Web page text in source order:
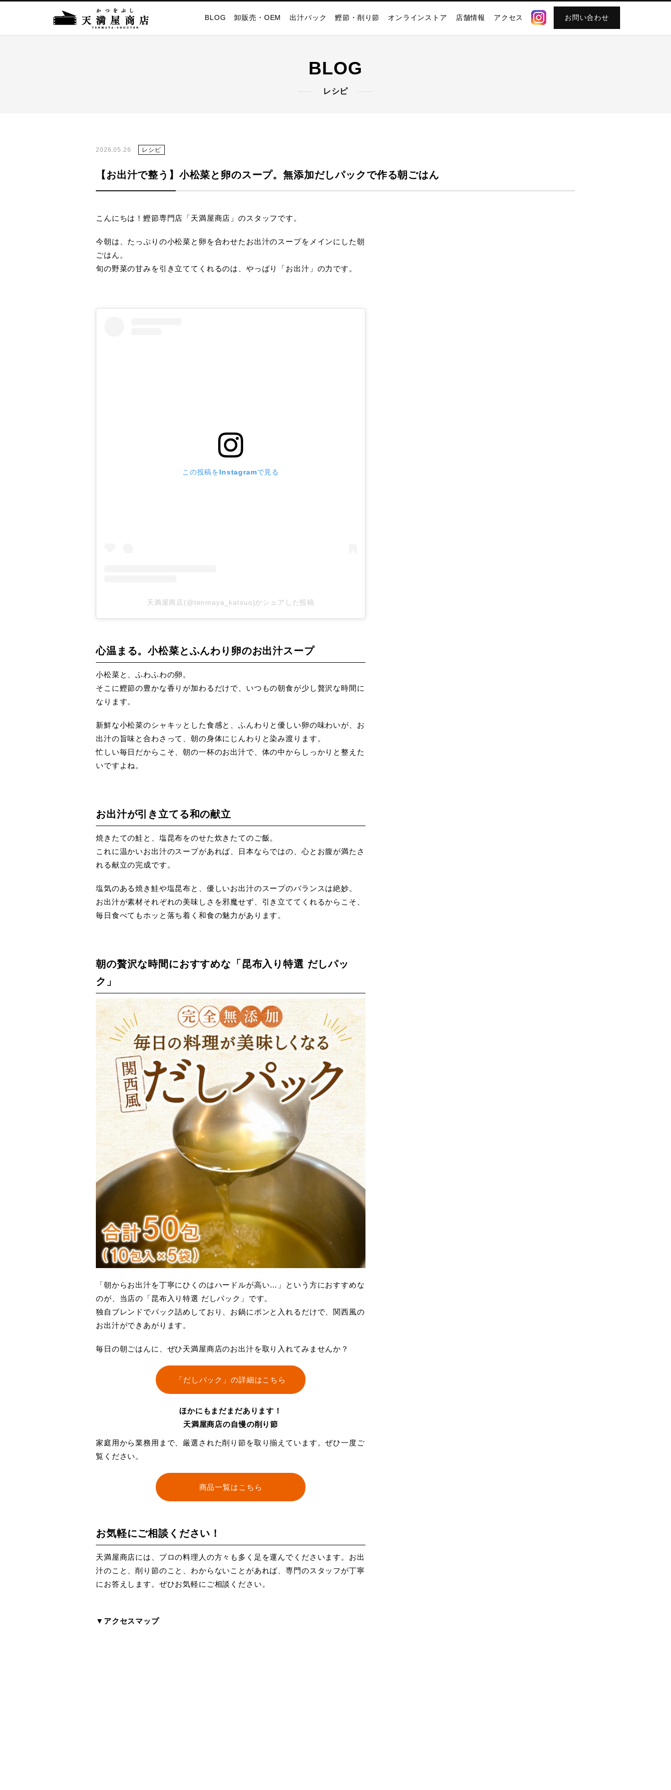
BLOG 卸販売・OEM 出汁パック 鰹節・削り節 オンラインストア 店舗情報 アクセス お問い合わせ
BLOG
レシピ
2026.05.26 レシピ
【お出汁で整う】小松菜と卵のスープ。無添加だしパックで作る朝ごはん
こんにちは！鰹節専門店「天満屋商店」のスタッフです。
今朝は、たっぷりの小松菜と卵を合わせたお出汁のスープをメインにした朝
ごはん。
旬の野菜の甘みを引き立ててくれるのは、やっぱり「お出汁」の力です。
この投稿をInstagramで見る
天満屋商店(@tenmaya_katsuo)がシェアした投稿
心温まる。小松菜とふんわり卵のお出汁スープ
小松菜と、ふわふわの卵。
そこに鰹節の豊かな香りが加わるだけで、いつもの朝食が少し贅沢な時間に
なります。
新鮮な小松菜のシャキッとした食感と、ふんわりと優しい卵の味わいが、お
出汁の旨味と合わさって、朝の身体にじんわりと染み渡ります。
忙しい毎日だからこそ、朝の一杯のお出汁で、体の中からしっかりと整えた
いですよね。
お出汁が引き立てる和の献立
焼きたての鮭と、塩昆布をのせた炊きたてのご飯。
これに温かいお出汁のスープがあれば、日本ならではの、心とお腹が満たさ
れる献立の完成です。
塩気のある焼き鮭や塩昆布と、優しいお出汁のスープのバランスは絶妙。
お出汁が素材それぞれの美味しさを邪魔せず、引き立ててくれるからこそ、
毎日食べてもホッと落ち着く和食の魅力があります。
朝の贅沢な時間におすすめな「昆布入り特選 だしパッ
ク」
「朝からお出汁を丁寧にひくのはハードルが高い…」という方におすすめな
のが、当店の「昆布入り特選 だしパック」です。
独自ブレンドでパック詰めしており、お鍋にポンと入れるだけで、関西風の
お出汁ができあがります。
毎日の朝ごはんに、ぜひ天満屋商店のお出汁を取り入れてみませんか？
「だしパック」の詳細はこちら
ほかにもまだまだあります！
天満屋商店の自慢の削り節
家庭用から業務用まで、厳選された削り節を取り揃えています。ぜひ一度ご
覧ください。
商品一覧はこちら
お気軽にご相談ください！
天満屋商店には、プロの料理人の方々も多く足を運んでくださいます。お出
汁のこと、削り節のこと、わからないことがあれば、専門のスタッフが丁寧
にお答えします。ぜひお気軽にご相談ください。
▼アクセスマップ